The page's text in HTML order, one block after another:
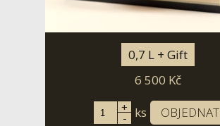
0,7 L + Gift
6 500 Kč
+
- ks OBJEDNAT